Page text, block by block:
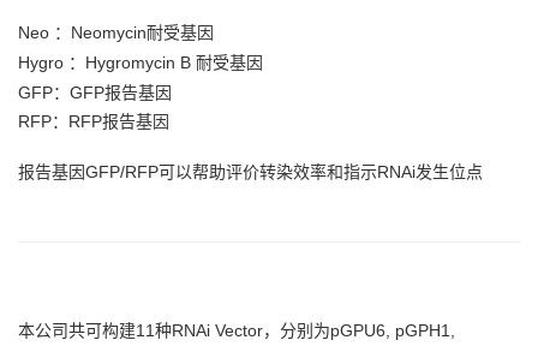
Neo ：Neomycin耐受基因
Hygro ：Hygromycin B 耐受基因
GFP：GFP报告基因
RFP：RFP报告基因
报告基因GFP/RFP可以帮助评价转染效率和指示RNAi发生位点
本公司共可构建11种RNAi Vector，分别为pGPU6, pGPH1,